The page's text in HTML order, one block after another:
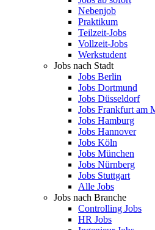
Nebenjob
Praktikum
Teilzeit-Jobs
Vollzeit-Jobs
Werkstudent
Jobs nach Stadt
Jobs Berlin
Jobs Dortmund
Jobs Düsseldorf
Jobs Frankfurt am
Jobs Hamburg
Jobs Hannover
Jobs Köln
Jobs München
Jobs Nürnberg
Jobs Stuttgart
Alle Jobs
Jobs nach Branche
Controlling Jobs
HR Jobs